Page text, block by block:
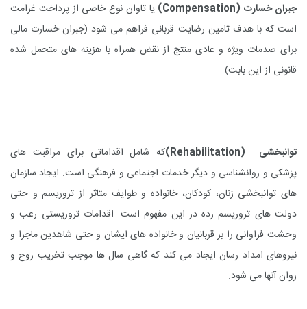
جبران خسارت (Compensation) یا تاوان نوع خاصی از پرداخت غرامت
است که با هدف تامین رضایت قربانی فراهم می شود (جبران خسارت مالی
برای صدمات ویژه و عادی منتج از نقض همراه با هزینه های متحمل شده
قانونی از این بابت).
توانبخشی (Rehabilitation)که شامل اقداماتی برای مراقبت های
پزشکی و روانشناسی و دیگر خدمات اجتماعی و فرهنگی است. ایجاد سازمان
های توانبخشی زنان، کودکان، خانواده و طوایف متاثر از تروریسم و حتی
دولت های تروریسم زده در این مفهوم است. اقدامات تروریستی رعب و
وحشت فراوانی را بر قربانیان و خانواده های ایشان و حتی شاهدین ماجرا و
نیروهای امداد رسان ایجاد می کند که گاهی سال ها موجب تخریب روح و
روان آنها می شود.